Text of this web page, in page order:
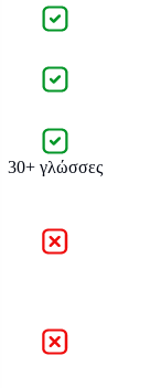
30+ γλώσσες